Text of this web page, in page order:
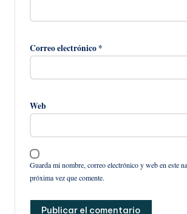
Correo electrónico*
Web
Guarda mi nombre, correo electrónico y web en este
próxima vez que comente.